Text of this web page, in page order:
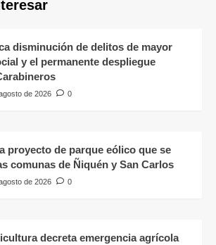
disminución de delitos de mayor
y el permanente despliegue
de 2026 0
proyecto de parque eólico que se
comunas de Ñiquén y San Carlos
de 2026 0
decreta emergencia agrícola